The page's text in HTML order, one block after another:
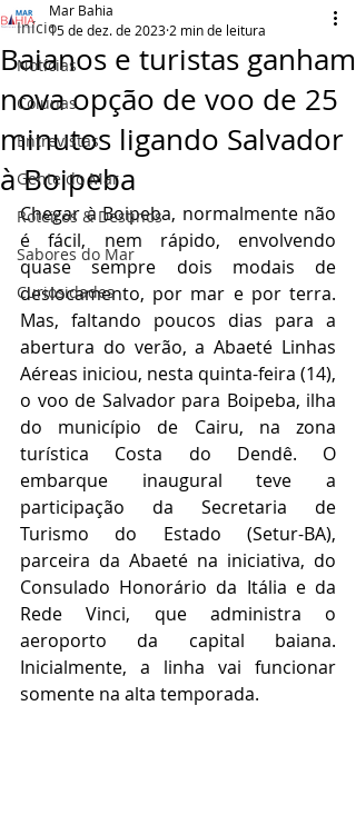
Início
Notícias
Colunas
Entrevistas
Gente do Mar
Roteiros & Destinos
Sabores do Mar
Curiosidades
Baianos e turistas ganham
nova opção de voo de 25
minutos ligando Salvador
à Boipeba
Mar Bahia
15 de dez. de 2023 2 min de leitura
Chegar à Boipeba, normalmente não
é fácil, nem rápido, envolvendo
quase sempre dois modais de
deslocamento, por mar e por terra.
Mas, faltando poucos dias para a
abertura do verão, a Abaeté Linhas
Aéreas iniciou, nesta quinta-feira (14),
o voo de Salvador para Boipeba, ilha
do município de Cairu, na zona
turística Costa do Dendê. O
embarque inaugural teve a
participação da Secretaria de
Turismo do Estado (Setur-BA),
parceira da Abaeté na iniciativa, do
Consulado Honorário da Itália e da
Rede Vinci, que administra o
aeroporto da capital baiana.
Inicialmente, a linha vai funcionar
somente na alta temporada.